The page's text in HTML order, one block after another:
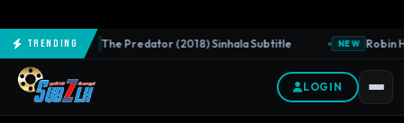
TrendingNEW The Predator (2018) Sinhala Subtitle NEW Robin
LOGIN